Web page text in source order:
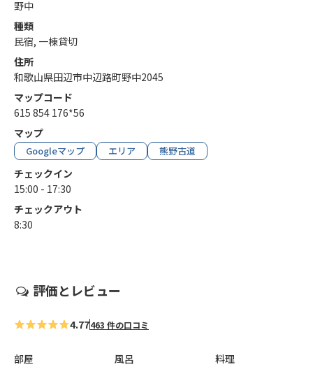
野中
種類
民宿, 一棟貸切
住所
和歌山県田辺市中辺路町野中2045
マップコード
615 854 176*56
マップ
Googleマップ エリア 熊野古道
チェックイン
15:00 - 17:30
チェックアウト
8:30
評価とレビュー
4.77463 件の口コミ
部屋 風呂 料理